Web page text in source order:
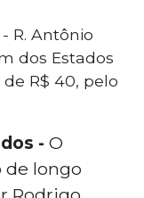
R. Antônio
dos Estados
R$ 40, pelo
- O
de longo